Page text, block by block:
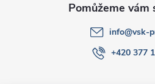
info@vsk-
+420 377